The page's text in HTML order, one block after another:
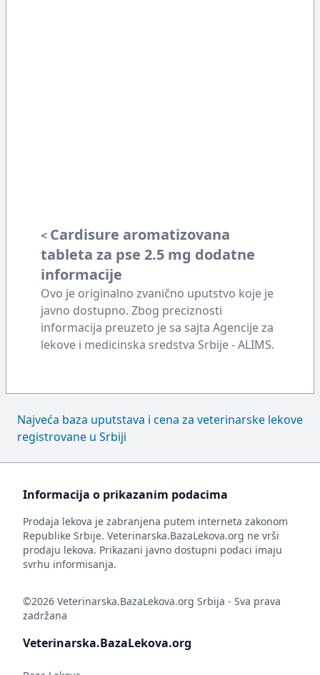
< Cardisure aromatizovana
tableta za pse 2.5 mg dodatne
informacije
Ovo je originalno zvanično uputstvo koje je
javno dostupno. Zbog preciznosti
informacija preuzeto je sa sajta Agencije za
lekove i medicinska sredstva Srbije - ALIMS.
Najveća baza uputstava i cena za veterinarske lekove
registrovane u Srbiji
Informacija o prikazanim podacima
Prodaja lekova je zabranjena putem interneta zakonom
Republike Srbije. Veterinarska.BazaLekova.org ne vrši
prodaju lekova. Prikazani javno dostupni podaci imaju
svrhu informisanja.
©2026 Veterinarska.BazaLekova.org Srbija - Sva prava
zadržana
Veterinarska.BazaLekova.org